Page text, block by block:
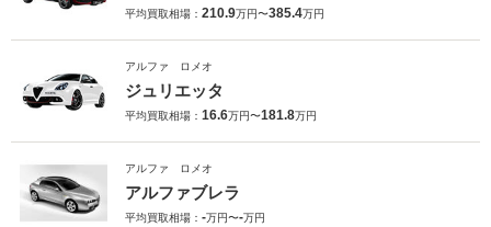
平均買取相場： 210.9万円〜385.4万円
アルファ ロメオ
ジュリエッタ
平均買取相場： 16.6万円〜181.8万円
アルファ ロメオ
アルファブレラ
平均買取相場： -万円〜-万円